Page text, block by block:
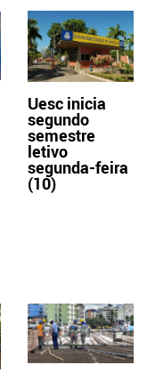
Uesc inicia
segundo
semestre
letivo
segunda-feira
(10)